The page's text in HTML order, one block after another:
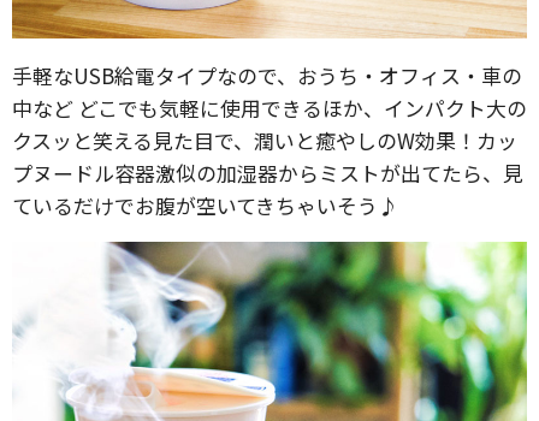
手軽なUSB給電タイプなので、おうち・オフィス・車の
中など どこでも気軽に使用できるほか、インパクト大の
クスッと笑える見た目で、潤いと癒やしのW効果！カッ
プヌードル容器激似の加湿器からミストが出てたら、見
ているだけでお腹が空いてきちゃいそう♪